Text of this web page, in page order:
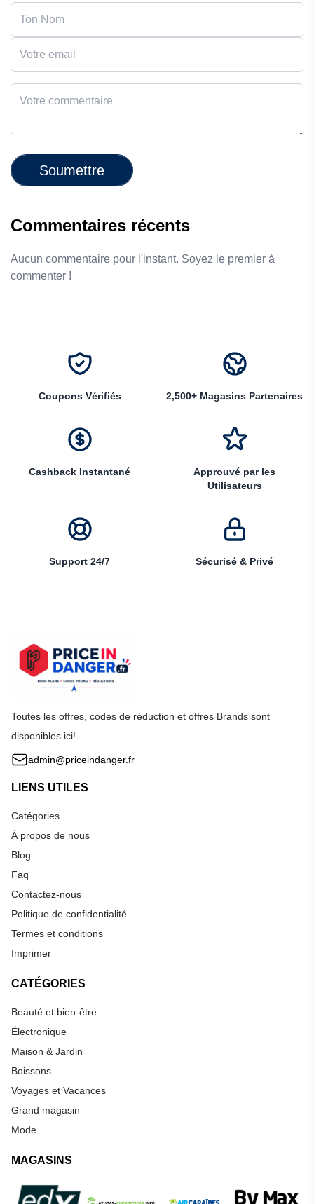
Soumettre
Commentaires récents
Aucun commentaire pour l'instant. Soyez le premier à
commenter !
Coupons Vérifiés 2,500+ Magasins Partenaires
Cashback Instantané
Approuvé par les
Utilisateurs
Support 24/7 Sécurisé & Privé
Toutes les offres, codes de réduction et offres Brands sont
disponibles ici!
admin@priceindanger.fr
LIENS UTILES
Catégories
À propos de nous
Blog
Faq
Contactez-nous
Politique de confidentialité
Termes et conditions
Imprimer
CATÉGORIES
Beauté et bien-être
Électronique
Maison & Jardin
Boissons
Voyages et Vacances
Grand magasin
Mode
MAGASINS